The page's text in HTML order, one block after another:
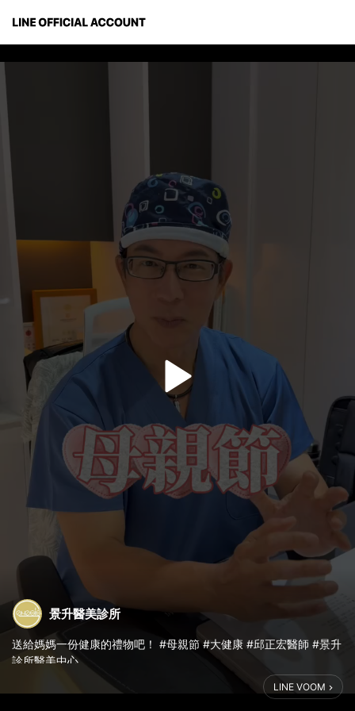
景升醫美診所
送給媽媽一份健康的禮物吧！ #母親節 #大健康 #邱正宏醫師 #景升
診所醫美中心
LINE VOOM